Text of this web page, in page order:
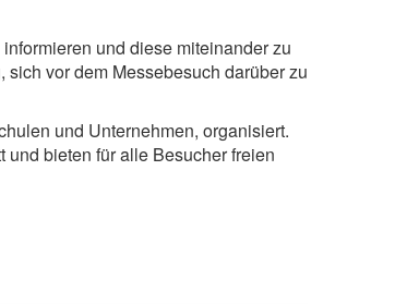
und diese miteinander zu
vor dem Messebesuch darüber zu
und Unternehmen, organisiert.
bieten für alle Besucher freien